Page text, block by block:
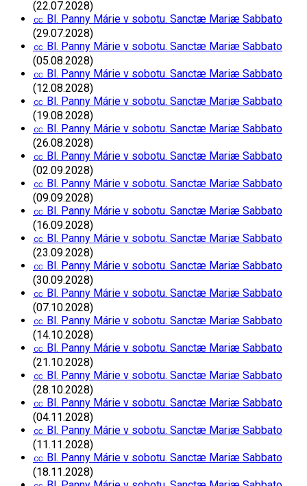
(22.07.2028)
㏄ Bl. Panny Márie v sobotu. Sanctæ Mariæ Sabbato
(29.07.2028)
㏄ Bl. Panny Márie v sobotu. Sanctæ Mariæ Sabbato
(05.08.2028)
㏄ Bl. Panny Márie v sobotu. Sanctæ Mariæ Sabbato
(12.08.2028)
㏄ Bl. Panny Márie v sobotu. Sanctæ Mariæ Sabbato
(19.08.2028)
㏄ Bl. Panny Márie v sobotu. Sanctæ Mariæ Sabbato
(26.08.2028)
㏄ Bl. Panny Márie v sobotu. Sanctæ Mariæ Sabbato
(02.09.2028)
㏄ Bl. Panny Márie v sobotu. Sanctæ Mariæ Sabbato
(09.09.2028)
㏄ Bl. Panny Márie v sobotu. Sanctæ Mariæ Sabbato
(16.09.2028)
㏄ Bl. Panny Márie v sobotu. Sanctæ Mariæ Sabbato
(23.09.2028)
㏄ Bl. Panny Márie v sobotu. Sanctæ Mariæ Sabbato
(30.09.2028)
㏄ Bl. Panny Márie v sobotu. Sanctæ Mariæ Sabbato
(07.10.2028)
㏄ Bl. Panny Márie v sobotu. Sanctæ Mariæ Sabbato
(14.10.2028)
㏄ Bl. Panny Márie v sobotu. Sanctæ Mariæ Sabbato
(21.10.2028)
㏄ Bl. Panny Márie v sobotu. Sanctæ Mariæ Sabbato
(28.10.2028)
㏄ Bl. Panny Márie v sobotu. Sanctæ Mariæ Sabbato
(04.11.2028)
㏄ Bl. Panny Márie v sobotu. Sanctæ Mariæ Sabbato
(11.11.2028)
㏄ Bl. Panny Márie v sobotu. Sanctæ Mariæ Sabbato
(18.11.2028)